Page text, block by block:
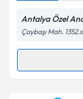
Antalya Özel
Çaybaşı Mah.